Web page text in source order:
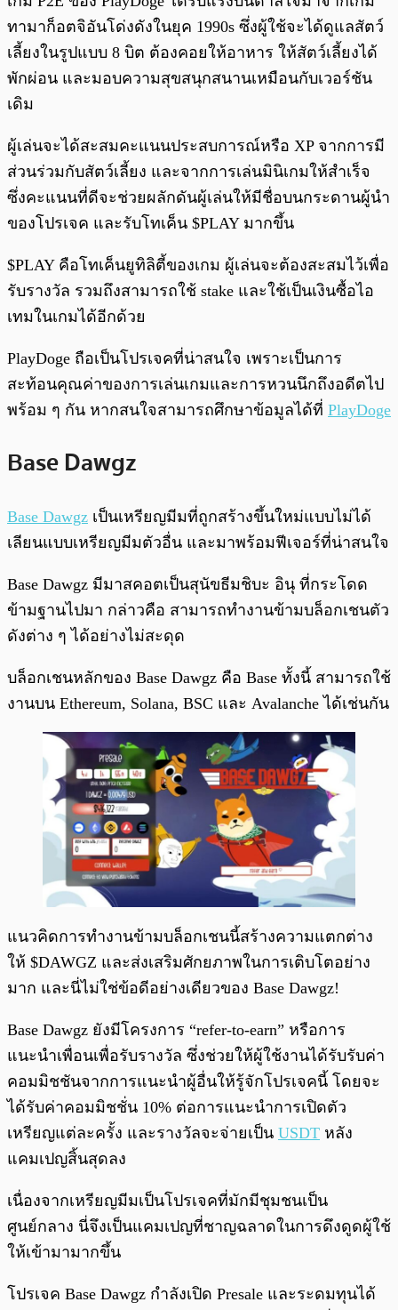
ทามาก็อตจิอันโด่งดังในยุค 1990s ซึ่งผู้ใช้จะได้ดูแลสัตว์
เลี้ยงในรูปแบบ 8 บิต ต้องคอยให้อาหาร ให้สัตว์เลี้ยงได้
พักผ่อน และมอบความสุขสนุกสนานเหมือนกับเวอร์ชัน
เดิม
ผู้เล่นจะได้สะสมคะแนนประสบการณ์หรือ XP จากการมี
ส่วนร่วมกับสัตว์เลี้ยง และจากการเล่นมินิเกมให้สำเร็จ
ซึ่งคะแนนที่ดีจะช่วยผลักดันผู้เล่นให้มีชื่อบนกระดานผู้นำ
ของโปรเจค และรับโทเค็น $PLAY มากขึ้น
$PLAY คือโทเค็นยูทิลิตี้ของเกม ผู้เล่นจะต้องสะสมไว้เพื่อ
รับรางวัล รวมถึงสามารถใช้ stake และใช้เป็นเงินซื้อไอ
เทมในเกมได้อีกด้วย
PlayDoge ถือเป็นโปรเจคที่น่าสนใจ เพราะเป็นการ
สะท้อนคุณค่าของการเล่นเกมและการหวนนึกถึงอดีตไป
พร้อม ๆ กัน หากสนใจสามารถศึกษาข้อมูลได้ที่ PlayDoge
Base Dawgz
Base Dawgz เป็นเหรียญมีมที่ถูกสร้างขึ้นใหม่แบบไม่ได้
เลียนแบบเหรียญมีมตัวอื่น และมาพร้อมฟีเจอร์ที่น่าสนใจ
Base Dawgz มีมาสคอตเป็นสุนัขธีมชิบะ อินุ ที่กระโดด
ข้ามฐานไปมา กล่าวคือ สามารถทำงานข้ามบล็อกเชนตัว
ดังต่าง ๆ ได้อย่างไม่สะดุด
บล็อกเชนหลักของ Base Dawgz คือ Base ทั้งนี้ สามารถใช้
งานบน Ethereum, Solana, BSC และ Avalanche ได้เช่นกัน
แนวคิดการทำงานข้ามบล็อกเชนนี้สร้างความแตกต่าง
ให้ $DAWGZ และส่งเสริมศักยภาพในการเติบโตอย่าง
มาก และนี่ไม่ใช่ข้อดีอย่างเดียวของ Base Dawgz!
Base Dawgz ยังมีโครงการ “refer-to-earn” หรือการ
แนะนำเพื่อนเพื่อรับรางวัล ซึ่งช่วยให้ผู้ใช้งานได้รับรับค่า
คอมมิชชันจากการแนะนำผู้อื่นให้รู้จักโปรเจคนี้ โดยจะ
ได้รับค่าคอมมิชชั่น 10% ต่อการแนะนำการเปิดตัว
เหรียญแต่ละครั้ง และรางวัลจะจ่ายเป็น USDT หลัง
แคมเปญสิ้นสุดลง
เนื่องจากเหรียญมีมเป็นโปรเจคที่มักมีชุมชนเป็น
ศูนย์กลาง นี่จึงเป็นแคมเปญที่ชาญฉลาดในการดึงดูดผู้ใช้
ให้เข้ามามากขึ้น
โปรเจค Base Dawgz กำลังเปิด Presale และระดมทุนได้